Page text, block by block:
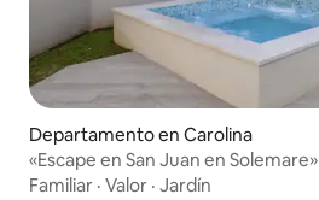
Departamento en Carolina
«Escape en San Juan en Solemare»
Familiar · Valor · Jardín